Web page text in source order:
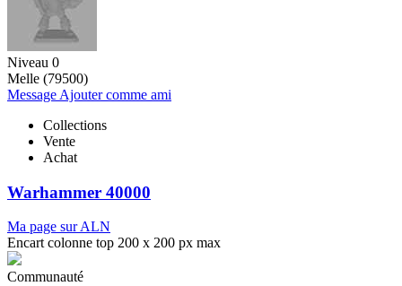
Niveau 0
Melle (79500)
Message Ajouter comme ami
Collections
Vente
Achat
Warhammer 40000
Ma page sur ALN
Encart colonne top 200 x 200 px max
Communauté